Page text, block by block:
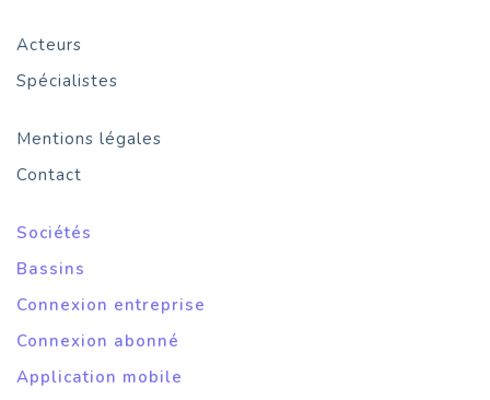
Acteurs
Spécialistes
Mentions légales
Contact
Sociétés
Bassins
Connexion entreprise
Connexion abonné
Application mobile